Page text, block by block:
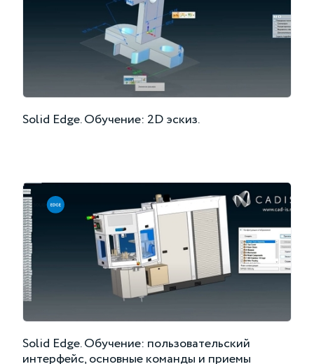
Solid Edge. Обучение: 2D эскиз.
Solid Edge. Обучение: пользовательский
интерфейс, основные команды и приемы